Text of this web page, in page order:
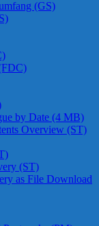
(GS)
by Date (4 MB)
Overview (ST)
(ST)
as File Download